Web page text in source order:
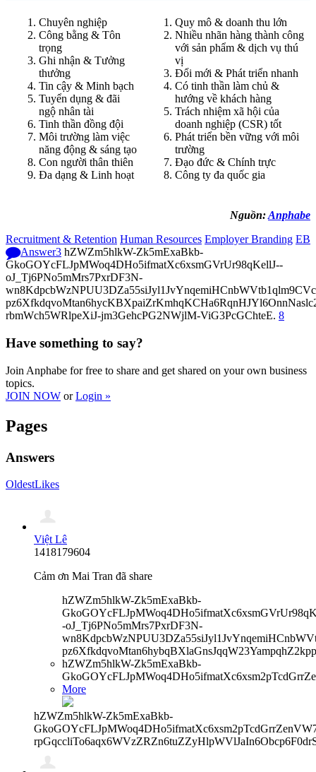
Chuyên nghiệp
Công bằng & Tôn
trọng
Ghi nhận & Tưởng
thưởng
Tin cậy & Minh bạch
Tuyển dụng & đãi
ngộ nhân tài
Tinh thần đồng đội
Môi trường làm việc
năng động & sáng tạo
Con người thân thiên
Đa dạng & Linh hoạt
Quy mô & doanh thu lớn
Nhiều nhãn hàng thành công
với sản phẩm & dịch vụ thú
vị
Đổi mới & Phát triển nhanh
Có tinh thần làm chủ &
hướng về khách hàng
Trách nhiệm xã hội của
doanh nghiệp (CSR) tốt
Phát triển bền vững với môi
trường
Đạo đức & Chính trực
Công ty đa quốc gia
Nguồn:Anphabe
Recruitment & Retention Human Resources Employer Branding EB
Answer3 hZWZm5hlkW-Zk5mExaBkb-
GkoGOYcFLJpMWoq4DHo5ifmatXc6xsmGVrUr98qKellJ--
oJ_Tj6PNo5mMrs7PxrDF3N-
rbmWch5WRlpeXiJ-jm3GehcPG2NWjlM-ViG3PcGChteE. 8
Have something to say?
Join Anphabe for free to share and get shared on your own business
topics.
JOIN NOW orLogin »
Pages
Answers
OldestLikes
Việt Lê
1418179604
Cảm ơn Mai Tran đã share
hZWZm5hlkW-Zk5mExaBkb-
-oJ_Tj6PNo5mMrs7PxrDF3N-
hZWZm5hlkW-Zk5mExaBkb-
More
hZWZm5hlkW-Zk5mExaBkb-